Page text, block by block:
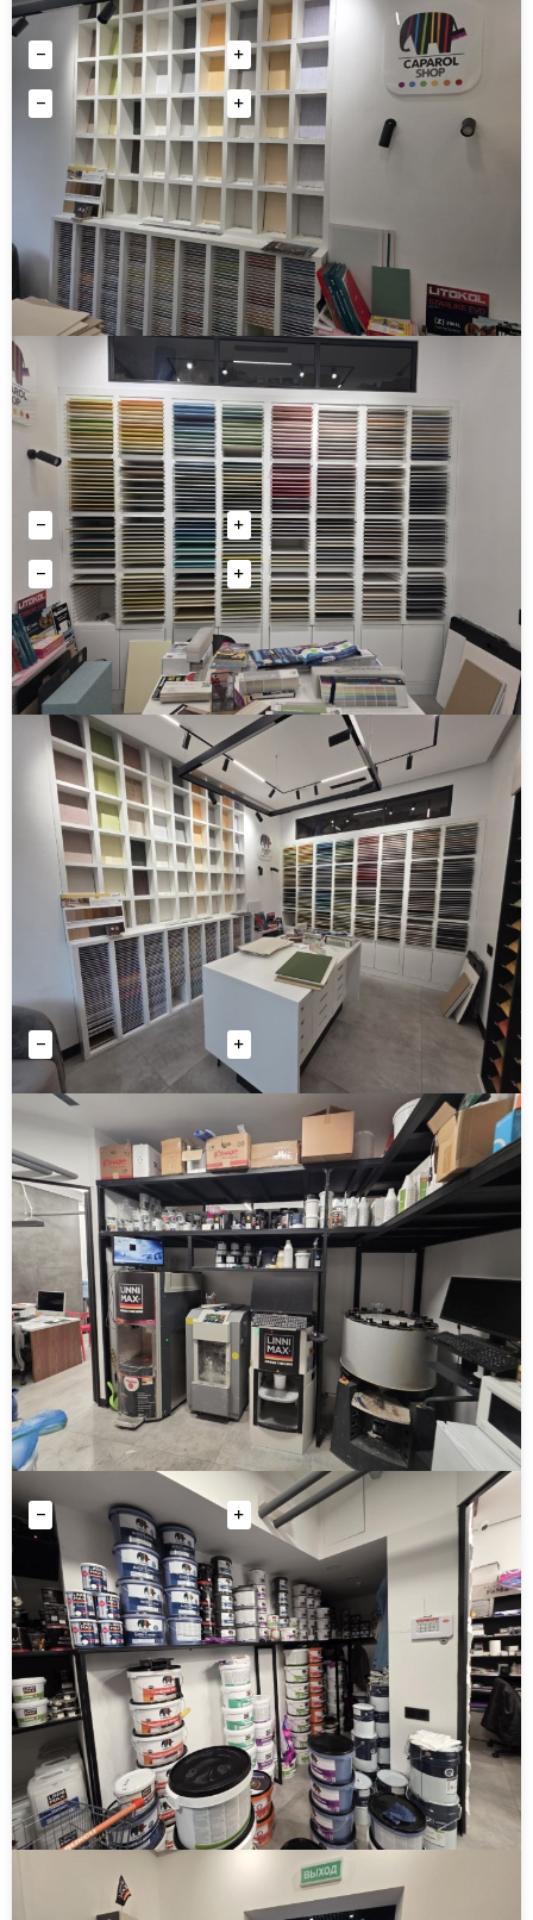
Количество
Купить
АКЦИЯ
Декоративная штукатурка Ceresit Dekor Plus для
фасадов
1200 руб 1 068 руб
Количество
Купить
от 1 330 руб
Количество
Купить
ХИТ
Эмаль по ржавчине 3 в 1 LINNIMAX
от 1 630 руб
Количество
Купить
6 цветов
ХИТ
Грунт-эмаль для металла LINNIMAX Rapid-lack
от 18 900 руб
Количество
АКЦИЯ
Краска фасадная Linnimax Silikon Fassade —
надёжная защита и безупречный вид вашего дома
от 6 780 руб
8480 руб 8 570 руб
Количество
Купить
ХИТ
Краска водно-дисперсионная Linnimax Litex 7 —
идеальный выбор для внутренних работ
от 2 460 руб